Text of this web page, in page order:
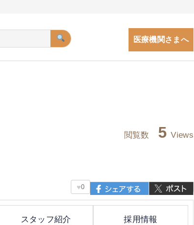
医療機関さまへ
閲覧数 5 Views
♥0
スタッフ紹介 採用情報